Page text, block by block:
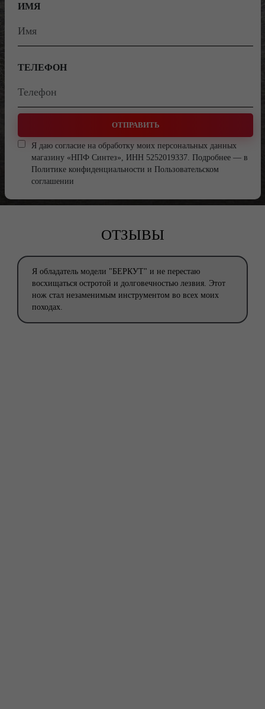
ИМЯ
ТЕЛЕФОН
ОТПРАВИТЬ
Я даю согласие на обработку моих персональных данных
магазину «НПФ Синтез», ИНН 5252019337. Подробнее — в
Политике конфиденциальности и Пользовательском
соглашении
ОТЗЫВЫ
Я обладатель модели "БЕРКУТ" и не перестаю
восхищаться остротой и долговечностью лезвия. Этот
нож стал незаменимым инструментом во всех моих
походах.